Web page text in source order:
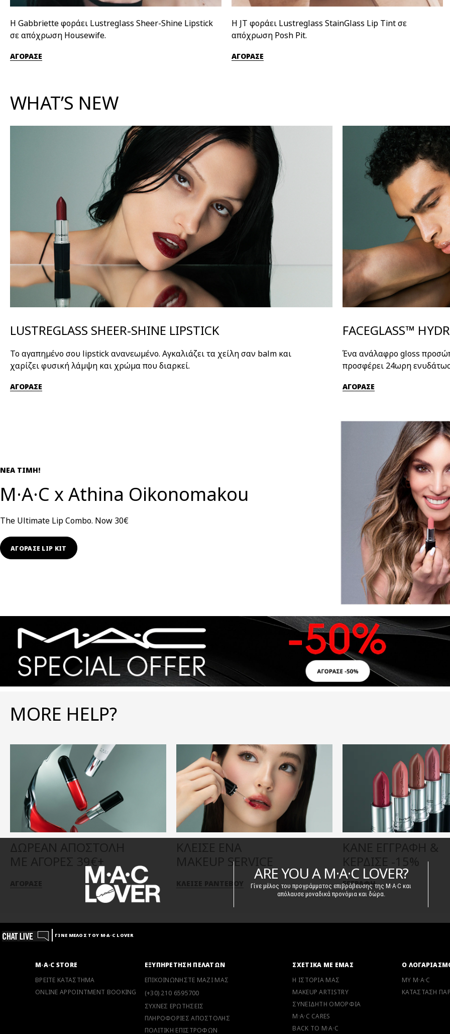
Η Gabbriette φοράει Lustreglass Sheer-Shine Lipstick
σε απόχρωση Housewife.
ΑΓΟΡΑΣΕ
Η JT φοράει Lustreglass StainGlass Lip Tint σε
απόχρωση Posh Pit.
ΑΓΟΡΑΣΕ
WHAT’S NEW
LUSTREGLASS SHEER-SHINE LIPSTICK
Το αγαπημένο σου lipstick ανανεωμένο. Αγκαλιάζει τα χείλη σαν balm και
χαρίζει φυσική λάμψη και χρώμα που διαρκεί.
ΑΓΟΡΑΣΕ
FACEGLASS™
Ένα ανάλαφρο gloss
προσφέρει 24ωρη
ΑΓΟΡΑΣΕ
ΝΕΑ ΤΙΜΗ!
M·A·C x Athina Oikonomakou
The Ultimate Lip Combo. Now 30€
ΑΓΟΡΑΣΕ LIP KIT
MORE HELP?
ΔΩΡΕΑΝ ΑΠΟΣΤΟΛΗ
ΜΕ ΑΓΟΡΕΣ 39€+
ΑΓΟΡΑΣΕ
ΚΛΕΙΣΕ ΕΝΑ
MAKEUP SERVICE
ΚΛΕΙΣΕ ΡΑΝΤΕΒΟΥ
ΚΑΝΕ ΕΓΓΡΑΦΗ &
ΚΕΡΔΙΣΕ -15%
ΕΓΓΡΑΦΗ
απόλαυσε μοναδικά προνόμια και δώρα.
ΓΙΝΕ ΜΕΛΟΣ ΤΟΥ M·A·C LOVER
M·A·C STORE
ΒΡΕΙΤΕ ΚΑΤΑΣΤΗΜΑ
ONLINE APPOINTMENT BOOKING
ΕΞΥΠΗΡΕΤΗΣΗ ΠΕΛΑΤΩΝ
ΕΠΙΚΟΙΝΩΝΗΣΤΕ ΜΑΖΙ ΜΑΣ
(+30) 210 6595700
ΣΥΧΝΕΣ ΕΡΩΤΗΣΕΙΣ
ΠΛΗΡΟΦΟΡΙΕΣ ΑΠΟΣΤΟΛΗΣ
ΠΟΛΙΤΙΚΗ ΕΠΙΣΤΡΟΦΩΝ
ΣΧΕΤΙΚΑ ΜΕ ΕΜΑΣ
Η ΙΣΤΟΡΙΑ ΜΑΣ
MAKEUP ARTISTRY
ΣΥΝΕΙΔΗΤΗ ΟΜΟΡΦΙΑ
M·A·C CARES
BACK TO M·A·C
Ο
MY M·A·C
ΚΑΤΑΣΤΑΣΗ